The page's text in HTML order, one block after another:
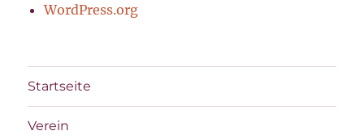
WordPress.org
Startseite
Verein